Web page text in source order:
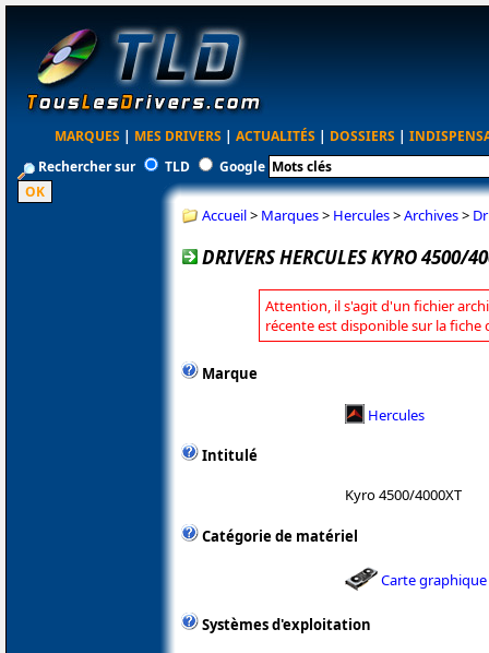
MARQUES | MES DRIVERS | ACTUALITÉS | DOSSIERS |
Rechercher sur
TLD Google
Accueil> Marques> Hercules>Archives>
DRIVERS HERCULES KYRO 4500/
Attention, il s'agit d'un fichier
récente est disponible sur la fiche
Marque
Hercules
Intitulé
Kyro 4500/4000XT
Catégorie de matériel
Carte graphique
Systèmes d'exploitation